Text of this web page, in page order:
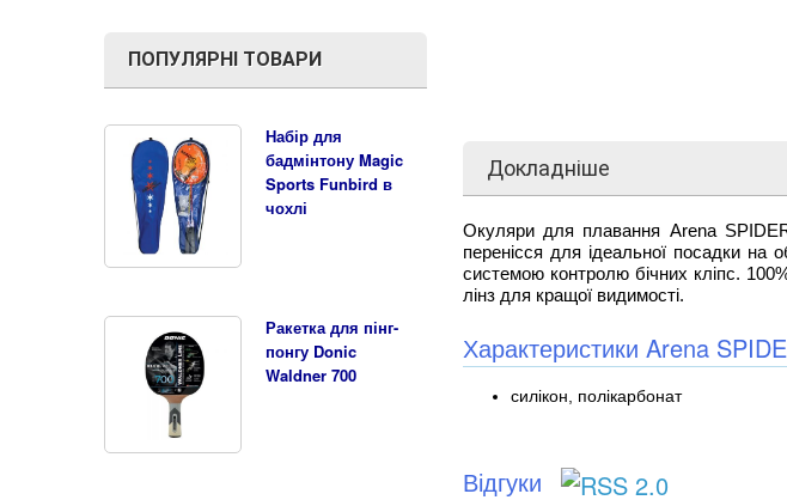
ПОПУЛЯРНІ ТОВАРИ
Набір для
бадмінтону Magic
Sports Funbird в
чохлі
Ракетка для пінг-
понгу Donic
Waldner 700
Докладніше
Окуляри для плавання Arena
перенісся для ідеальної посадки на
системою контролю бічних кліпс.
лінз для кращої видимості.
Характеристики Arena
силікон, полікарбонат
Відгуки